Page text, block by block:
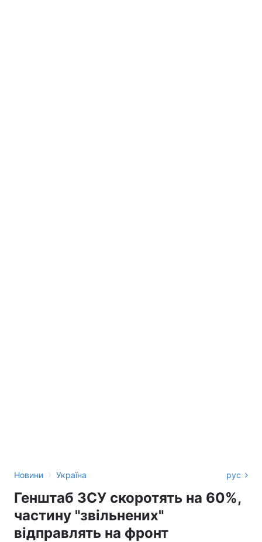
Новини › Україна рус
Генштаб ЗСУ скоротять на 60%,
частину "звільнених"
відправлять на фронт